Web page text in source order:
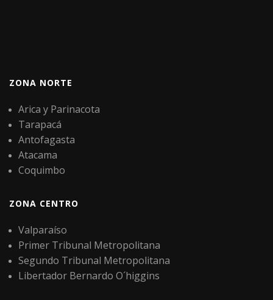
ZONA NORTE
Arica y Parinacota
Tarapacá
Antofagasta
Atacama
Coquimbo
ZONA CENTRO
Valparaíso
Primer Tribunal Metropolitana
Segundo Tribunal Metropolitana
Libertador Bernardo O´higgins